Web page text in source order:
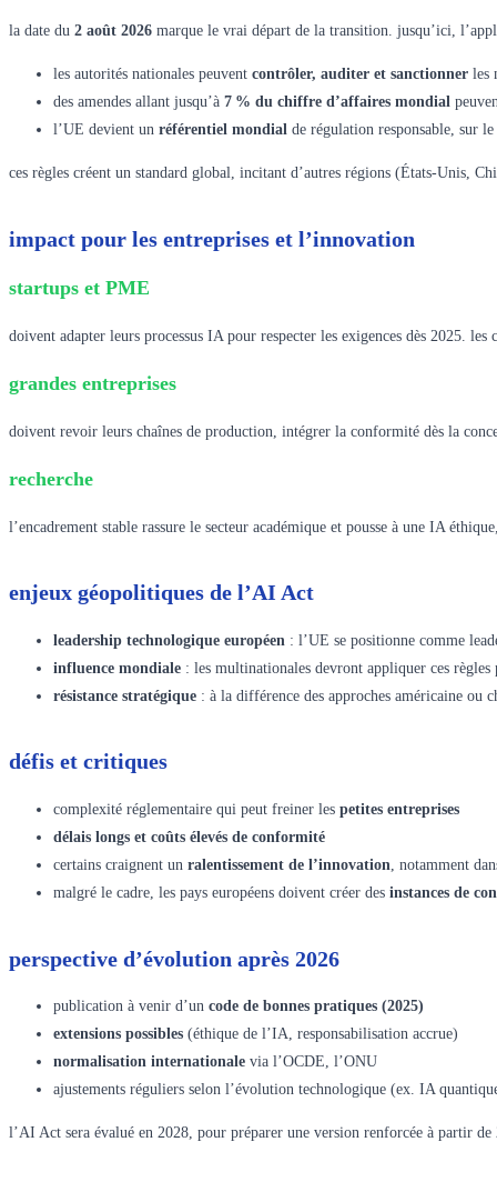
la date du 2 août 2026 marque le vrai départ de la transition. jusqu’ici,
les autorités nationales peuvent contrôler, auditer et sanctionner les
des amendes allant jusqu’à 7 % du chiffre d’affaires mondial
l’UE devient un référentiel mondial de régulation responsable, sur
ces règles créent un standard global, incitant d’autres régions (États-Unis,
impact pour les entreprises et l’innovation
startups et PME
doivent adapter leurs processus IA pour respecter les exigences dès 2025.
grandes entreprises
doivent revoir leurs chaînes de production, intégrer la conformité dès la
recherche
l’encadrement stable rassure le secteur académique et pousse à une IA
enjeux géopolitiques de l’AI Act
leadership technologique européen : l’UE se positionne comme
influence mondiale : les multinationales devront appliquer ces règles
résistance stratégique : à la différence des approches américaine ou
défis et critiques
complexité réglementaire qui peut freiner les petites entreprises
délais longs et coûts élevés de conformité
certains craignent un ralentissement de l’innovation , notamment
malgré le cadre, les pays européens doivent créer des instances de
perspective d’évolution après 2026
publication à venir d’un code de bonnes pratiques (2025)
extensions possibles (éthique de l’IA, responsabilisation accrue)
normalisation internationale via l’OCDE, l’ONU
ajustements réguliers selon l’évolution technologique (ex. IA
l’AI Act sera évalué en 2028, pour préparer une version renforcée à partir de